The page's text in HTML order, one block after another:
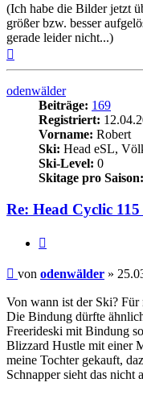
(Ich habe die Bilder jetzt
größer bzw. besser
gerade leider nicht...)
odenwälder
Beiträge: 169
Registriert:
Vorname: Robert
Ski: Head eSL,
Ski-Level: 0
Skitage pro Saison:
Re: Head Cyclic
Beitrag
von odenwälder »
Von wann ist der Ski? Für
Die Bindung dürfte
Freerideski mit Bindung
Blizzard Hustle mit einer
meine Tochter gekauft,
Schnapper sieht das nicht